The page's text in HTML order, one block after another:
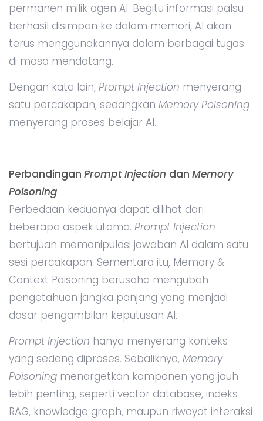
permanen milik agen AI. Begitu informasi palsu
berhasil disimpan ke dalam memori, AI akan
terus menggunakannya dalam berbagai tugas
di masa mendatang.
Dengan kata lain, Prompt Injection menyerang
satu percakapan, sedangkan Memory Poisoning
menyerang proses belajar AI.
Perbandingan Prompt Injection dan Memory
Poisoning
Perbedaan keduanya dapat dilihat dari
beberapa aspek utama. Prompt Injection
bertujuan memanipulasi jawaban AI dalam satu
sesi percakapan. Sementara itu, Memory &
Context Poisoning berusaha mengubah
pengetahuan jangka panjang yang menjadi
dasar pengambilan keputusan AI.
Prompt Injection hanya menyerang konteks
yang sedang diproses. Sebaliknya, Memory
Poisoning menargetkan komponen yang jauh
lebih penting, seperti vector database, indeks
RAG, knowledge graph, maupun riwayat interaksi